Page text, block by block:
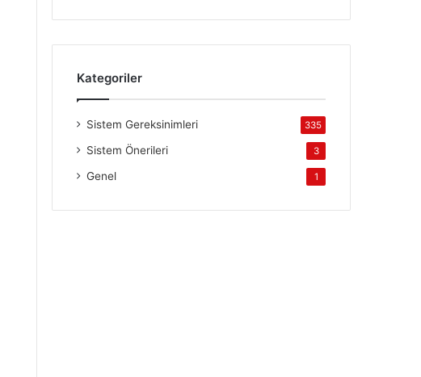
Kategoriler
Sistem Gereksinimleri 335
Sistem Önerileri 3
Genel 1